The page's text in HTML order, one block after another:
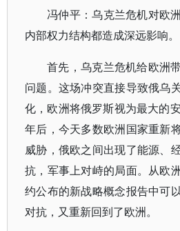
冯仲平：乌克兰危机对欧
内部权力结构都造成深远影响。
首先，乌克兰危机给欧洲
问题。这场冲突直接导致俄乌
化，欧洲将俄罗斯视为最大的
年后，今天多数欧洲国家重新
威胁，俄欧之间出现了能源、
抗，军事上对峙的局面。从欧
约公布的新战略概念报告中可
对抗，又重新回到了欧洲。